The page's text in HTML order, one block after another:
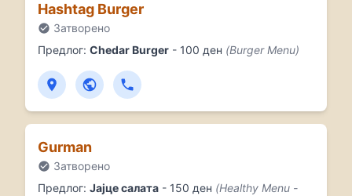
Hashtag Burger
Затворено
Предлог: Chedar Burger - 100 ден (Burger Menu)
Gurman
Затворено
Предлог: Јајце салата - 150 ден (Healthy Menu -